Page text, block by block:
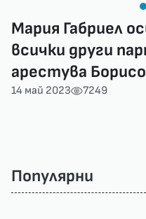
Мария Габриел
всички други
арестува
14 май 2023 7249
Популярни